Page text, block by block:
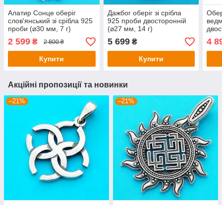
Алатир Сонце оберіг
слов'янський зі срібла 925
проби (⌀30 мм, 7 г)
2 599 ₴ 2 800 ₴
Купити
Дажбог оберіг зі срібла
925 проби двосторонній
(⌀27 мм, 14 г)
5 699₴
Купити
4
Акційні пропозиції та новинки
–21% –21%